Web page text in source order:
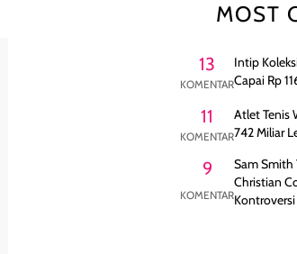
MOST
13
KOMENTAR
Intip
Capai Rp
11
KOMENTAR
Atlet Tenis
742 Miliar
9
KOMENTAR
Sam Smith
Christian
Kontroversi